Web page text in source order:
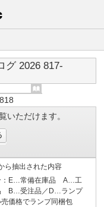
グ 2026 817-
818
いただけます。
ら抽出された内容
：E…常備在庫品 A…工
B…受注品／D…ランプ
売価格でランプ同梱包